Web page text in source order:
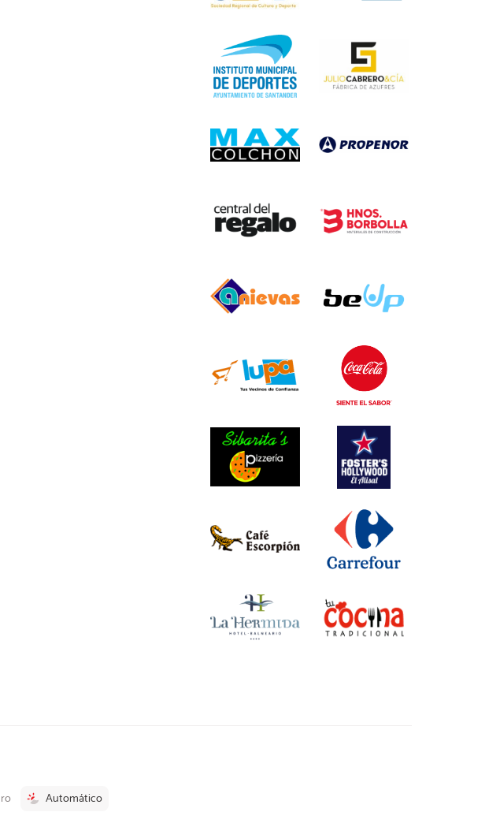
Automático